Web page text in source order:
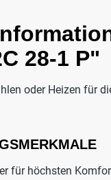
28-1 P"
oder Heizen für
für höchsten